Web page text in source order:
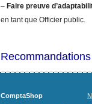
– Faire preuve
en tant que Officier public.
Recommandations
ComptaShop